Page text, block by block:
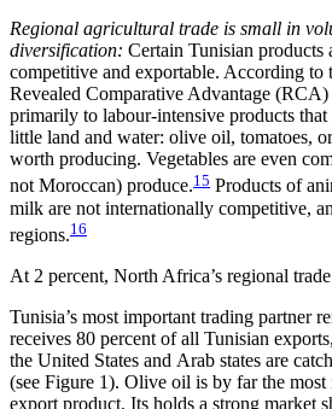
Regional agricultural trade is small in
diversification: Certain Tunisian products
competitive and exportable. According to
Revealed Comparative Advantage
primarily to labour-intensive products
little land and water: olive oil, tomatoes,
worth producing. Vegetables are even
not Moroccan) produce.15 Products of
milk are not inter­nationally competitive,
regions.16
At 2 percent, North Africa’s regional
Tunisia’s most important trading partner
receives 80 percent of all Tunisian
the United States and Arab states are
(see Figure 1). Olive oil is by far the
export product. Its holds a strong market